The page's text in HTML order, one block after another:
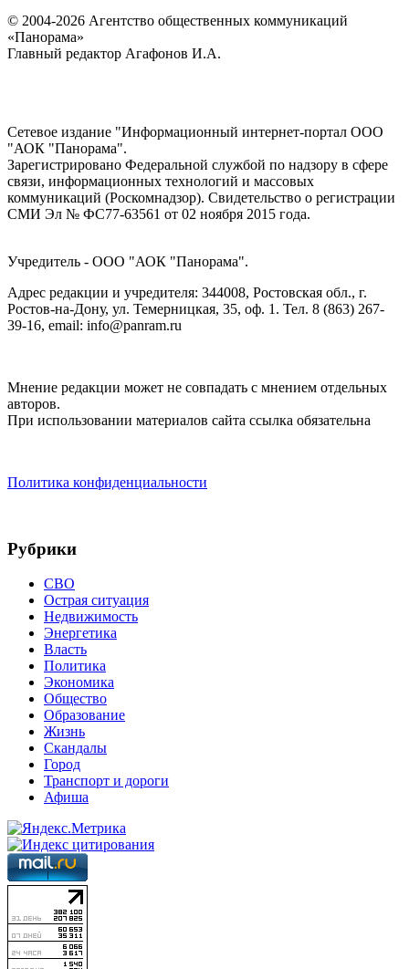
© 2004-2026 Агентство общественных коммуникаций
«Панорама»
Главный редактор Агафонов И.А.
Сетевое издание "Информационный интернет-портал ООО
"АОК "Панорама".
Зарегистрировано Федеральной службой по надзору в сфере
связи, информационных технологий и массовых
коммуникаций (Роскомнадзор). Cвидетельство о регистрации
СМИ Эл № ФС77-63561 от 02 ноября 2015 года.
Учредитель - ООО "АОК "Панорама".
Адрес редакции и учредителя: 344008, Ростовская обл., г.
Ростов-на-Дону, ул. Темерницкая, 35, оф. 1. Тел. 8 (863) 267-
39-16, email: info@panram.ru
Мнение редакции может не совпадать с мнением отдельных
авторов.
При использовании материалов сайта ссылка обязательна
Политика конфиденциальности
Рубрики
СВО
Острая ситуация
Недвижимость
Энергетика
Власть
Политика
Экономика
Общество
Образование
Жизнь
Скандалы
Город
Транспорт и дороги
Афиша